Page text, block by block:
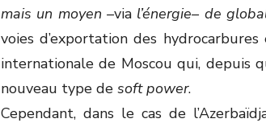
mais un moyen –via l’énergie– de
voies d’exportation des
internationale de Moscou qui, depuis
nouveau type de soft power.
Cependant, dans le cas de